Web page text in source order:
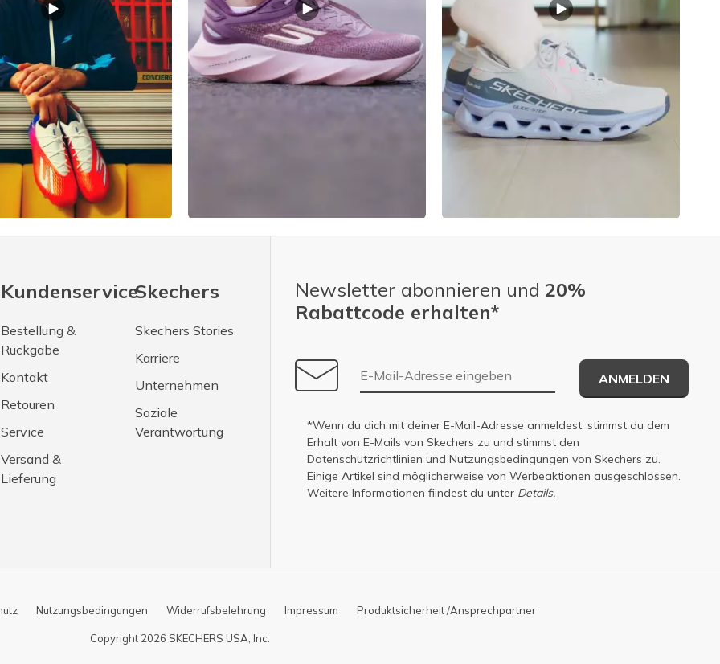
Kundenservice
Bestellung &
Rückgabe
Kontakt
Retouren
Service
Versand &
Lieferung
Skechers
Skechers Stories
Karriere
Unternehmen
Soziale
Verantwortung
Newsletter abonnieren und 20%
Rabattcode erhalten*
E-Mail-Adresse
ANMELDEN
*Wenn du dich mit deiner E-Mail-Adresse anmeldest, stimmst du dem
Erhalt von E-Mails von Skechers zu und stimmst den
Datenschutzrichtlinien und Nutzungsbedingungen von Skechers zu.
Einige Artikel sind möglicherweise von Werbeaktionen ausgeschlossen.
Weitere Informationen fiindest du unter Details.
Nutzungsbedingungen Widerrufsbelehrung Impressum Produktsicherheit /Ansprechpartner
Copyright 2026 SKECHERS USA, Inc.